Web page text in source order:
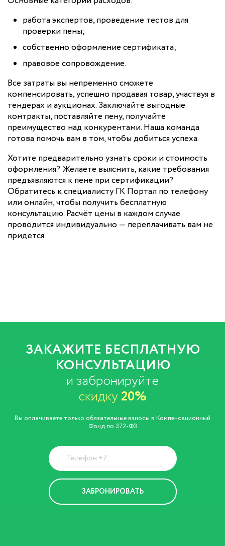
работа экспертов, проведение тестов для
проверки пены;
собственно оформление сертификата;
правовое сопровождение.
Все затраты вы непременно сможете
компенсировать, успешно продавая товар, участвуя в
тендерах и аукционах. Заключайте выгодные
контракты, поставляйте пену, получайте
преимущество над конкурентами. Наша команда
готова помочь вам в том, чтобы добиться успеха.
Хотите предварительно узнать сроки и стоимость
оформления? Желаете выяснить, какие требования
предъявляются к пене при сертификации?
Обратитесь к специалисту ГК Портал по телефону
или онлайн, чтобы получить бесплатную
консультацию. Расчёт цены в каждом случае
проводится индивидуально — переплачивать вам не
придётся.
ЗАКАЖИТЕ БЕСПЛАТНУЮ
КОНСУЛЬТАЦИЮ
и забронируйте
скидку 20%
Вы оплачиваете только обязательные взносы в Компенсационный
Фонд по 372-ФЗ